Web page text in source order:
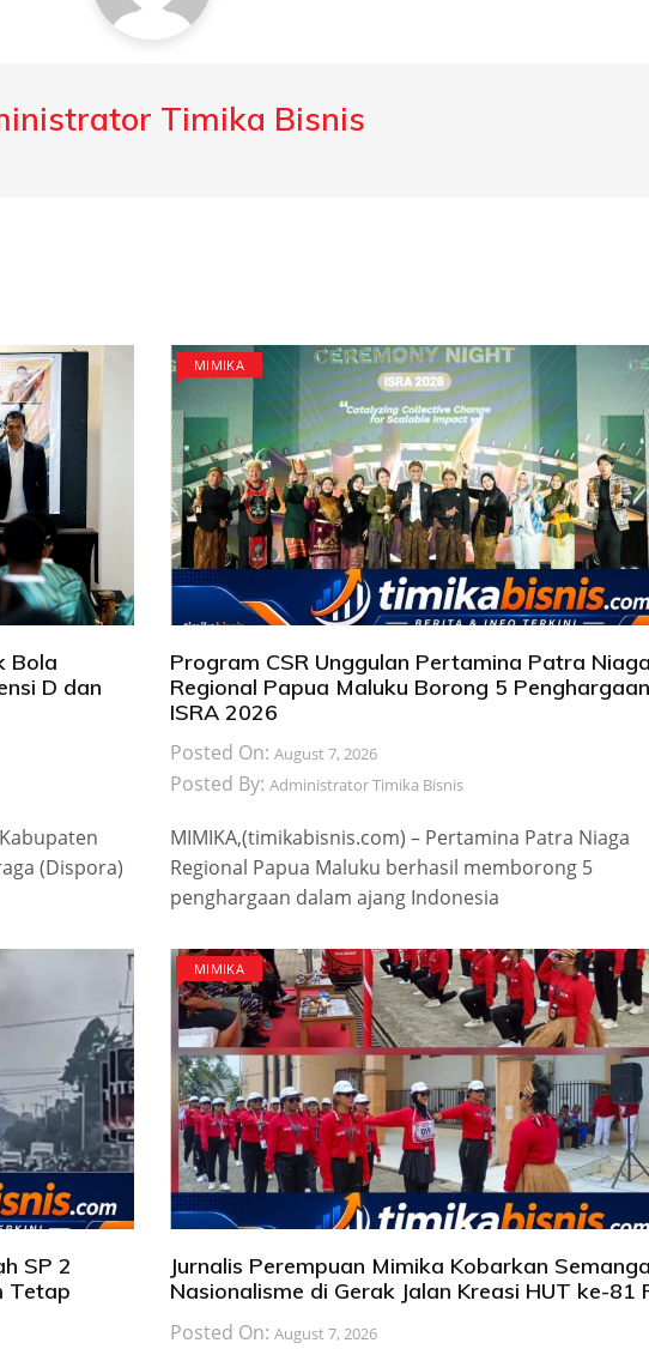
Timika Bisnis
Bola
D dan
(Dispora)
MIMIKA
Program CSR Unggulan Pertamina Patra
Regional Papua Maluku Borong 5 Penghargaan
ISRA 2026
Posted On: August 7, 2026
Posted By: Administrator Timika Bisnis
MIMIKA,(timikabisnis.com) – Pertamina Patra Niaga
Regional Papua Maluku berhasil memborong 5
penghargaan dalam ajang Indonesia
SP 2
Tetap
MIMIKA
Jurnalis Perempuan Mimika Kobarkan
Nasionalisme di Gerak Jalan Kreasi HUT ke-81
Posted On: August 7, 2026